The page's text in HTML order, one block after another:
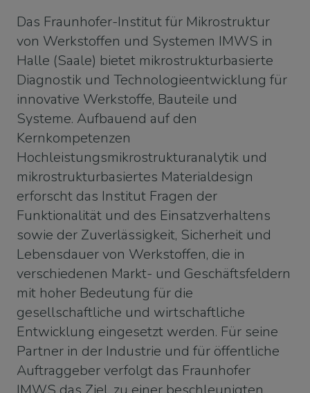
Das Fraunhofer-Institut für Mikrostruktur
von Werkstoffen und Systemen IMWS in
Halle (Saale) bietet mikrostrukturbasierte
Diagnostik und Technologieentwicklung für
innovative Werkstoffe, Bauteile und
Systeme. Aufbauend auf den
Kernkompetenzen
Hochleistungsmikrostrukturanalytik und
mikrostrukturbasiertes Materialdesign
erforscht das Institut Fragen der
Funktionalität und des Einsatzverhaltens
sowie der Zuverlässigkeit, Sicherheit und
Lebensdauer von Werkstoffen, die in
verschiedenen Markt- und Geschäftsfeldern
mit hoher Bedeutung für die
gesellschaftliche und wirtschaftliche
Entwicklung eingesetzt werden. Für seine
Partner in der Industrie und für öffentliche
Auftraggeber verfolgt das Fraunhofer